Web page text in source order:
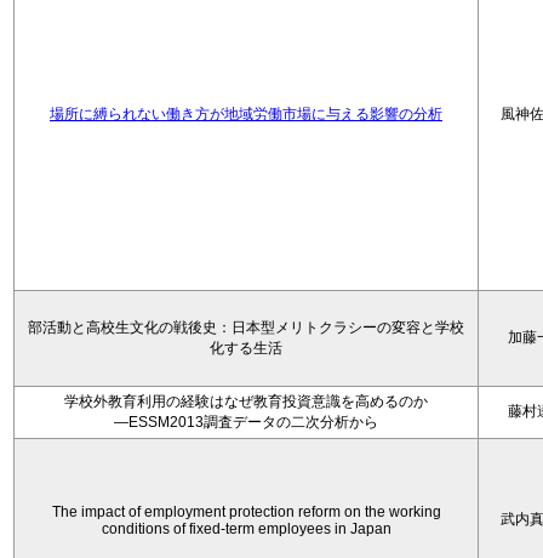
場所に縛られない働き方が地域労働市場に与える影響の分析 風神
部活動と高校生文化の戦後史：日本型メリトクラシーの変容と学校
化する生活
加藤
学校外教育利用の経験はなぜ教育投資意識を高めるのか
―ESSM2013調査データの二次分析から
藤村
The impact of employment protection reform on the working
conditions of fixed-term employees in Japan
武内